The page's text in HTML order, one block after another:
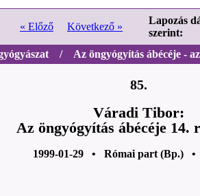
« Előző Következő »
Lapozás
szerint:
/ Az öngyógyítás ábécéje -
85.
Váradi Tibor:
Az öngyógyítás ábécéje 14.
1999-01-29 • Római part (Bp.) •